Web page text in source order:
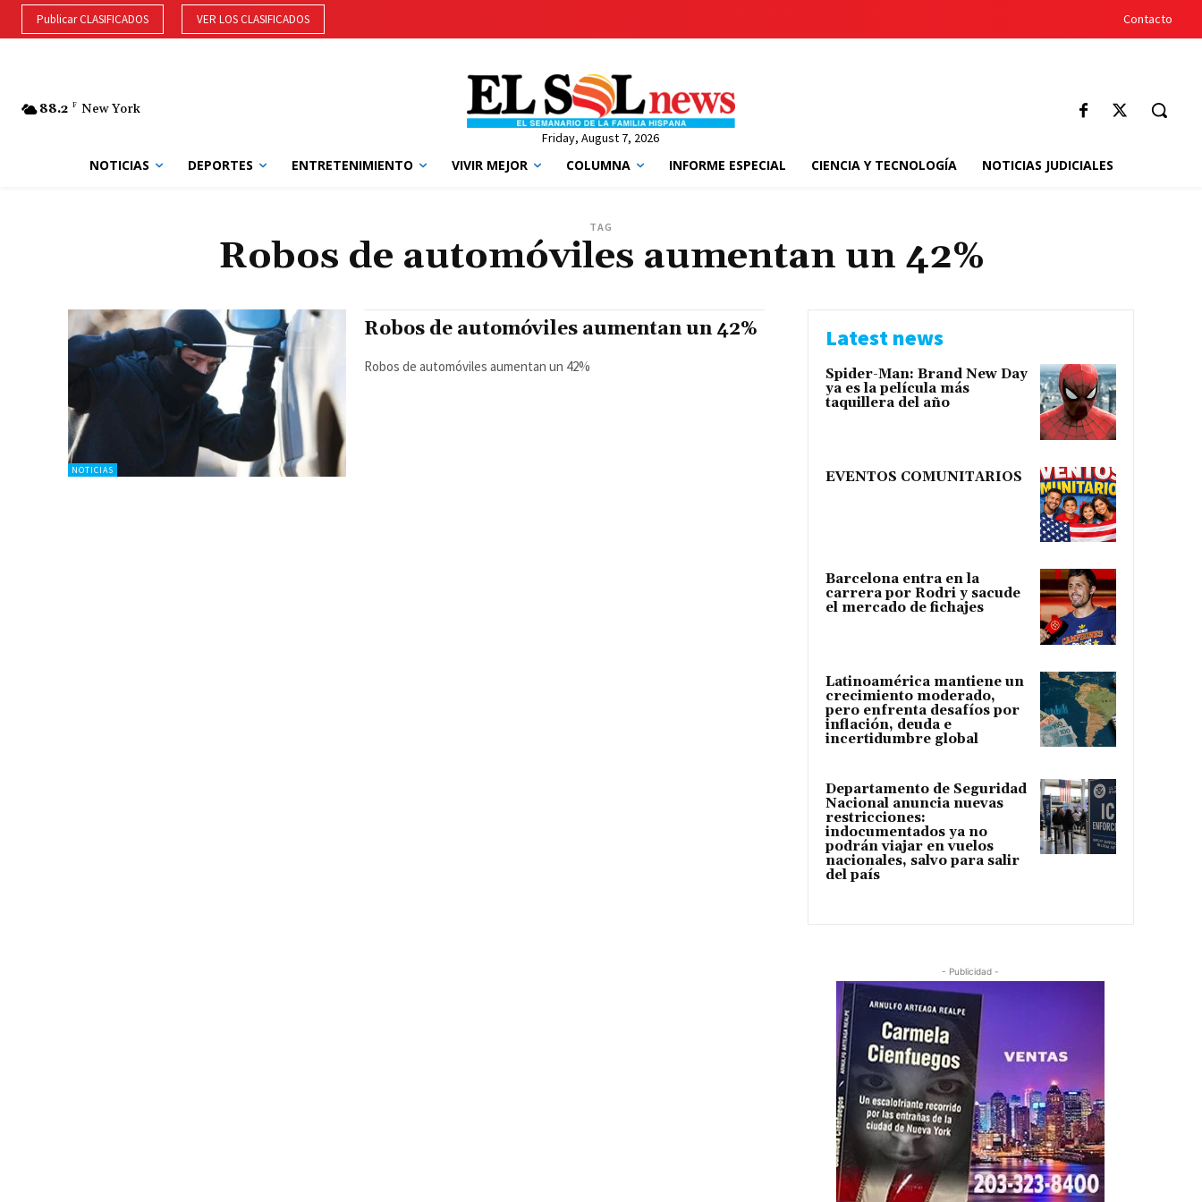
Publicar CLASIFICADOS VER LOS CLASIFICADOS Contacto
88.2 F New York
Friday, August 7, 2026
NOTICIAS DEPORTES ENTRETENIMIENTO VIVIR MEJOR COLUMNA INFORME ESPECIAL CIENCIA Y TECNOLOGÍA NOTICIAS JUDICIALES
TAG
Robos de automóviles aumentan un 42%
NOTICIAS
Robos de automóviles aumentan un 42%
Robos de automóviles aumentan un 42%
Latest news
Spider-Man: Brand New Day
ya es la película más
taquillera del año
EVENTOS COMUNITARIOS
Barcelona entra en la
carrera por Rodri y sacude
el mercado de fichajes
Latinoamérica mantiene un
crecimiento moderado,
pero enfrenta desafíos por
inflación, deuda e
incertidumbre global
Departamento de Seguridad
Nacional anuncia nuevas
restricciones:
indocumentados ya no
podrán viajar en vuelos
nacionales, salvo para salir
del país
- Publicidad -